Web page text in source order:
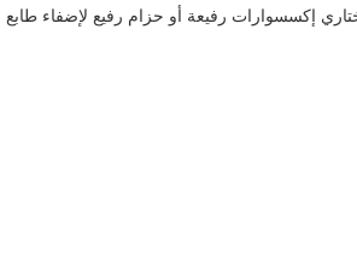
إكسسوارات رفيعة أو حزام رفيع لإضفاء